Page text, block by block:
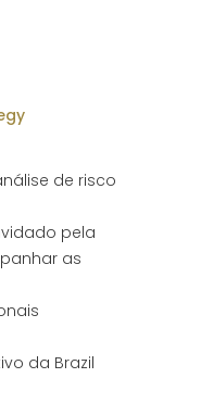
de risco
pela
as
da Brazil